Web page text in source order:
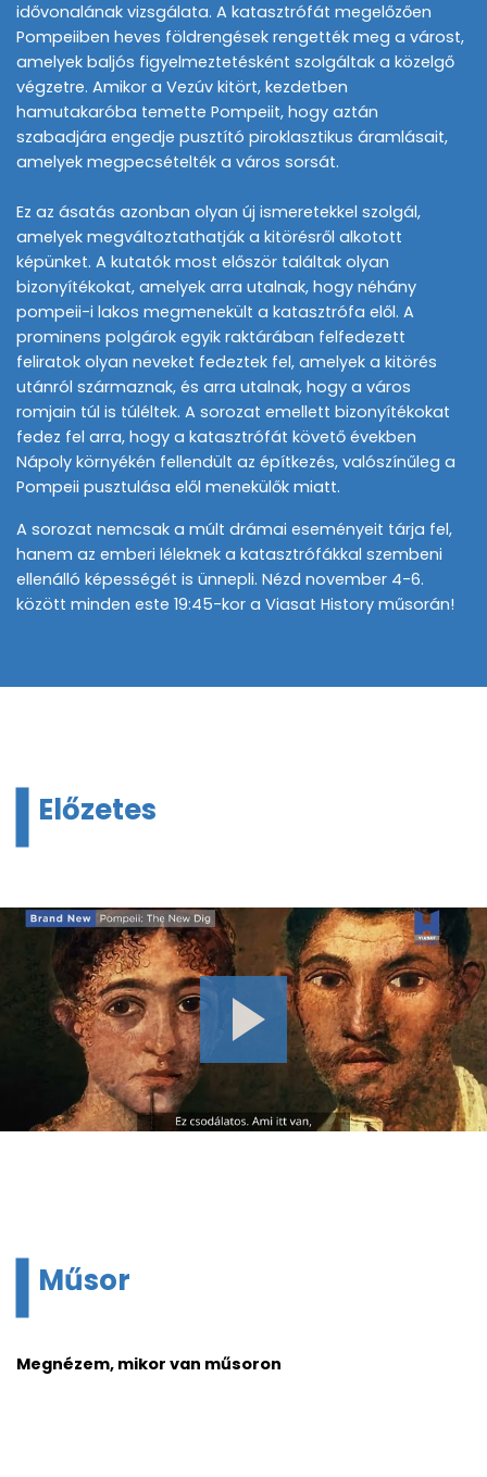
idővonalának vizsgálata. A katasztrófát megelőzően
Pompeiiben heves földrengések rengették meg a várost,
amelyek baljós figyelmeztetésként szolgáltak a közelgő
végzetre. Amikor a Vezúv kitört, kezdetben
hamutakaróba temette Pompeiit, hogy aztán
szabadjára engedje pusztító piroklasztikus áramlásait,
amelyek megpecsételték a város sorsát.
Ez az ásatás azonban olyan új ismeretekkel szolgál,
amelyek megváltoztathatják a kitörésről alkotott
képünket. A kutatók most először találtak olyan
bizonyítékokat, amelyek arra utalnak, hogy néhány
pompeii-i lakos megmenekült a katasztrófa elől. A
prominens polgárok egyik raktárában felfedezett
feliratok olyan neveket fedeztek fel, amelyek a kitörés
utánról származnak, és arra utalnak, hogy a város
romjain túl is túléltek. A sorozat emellett bizonyítékokat
fedez fel arra, hogy a katasztrófát követő években
Nápoly környékén fellendült az építkezés, valószínűleg a
Pompeii pusztulása elől menekülők miatt.
A sorozat nemcsak a múlt drámai eseményeit tárja fel,
hanem az emberi léleknek a katasztrófákkal szembeni
ellenálló képességét is ünnepli. Nézd november 4-6.
között minden este 19:45-kor a Viasat History műsorán!
Előzetes
Műsor
Megnézem, mikor van műsoron